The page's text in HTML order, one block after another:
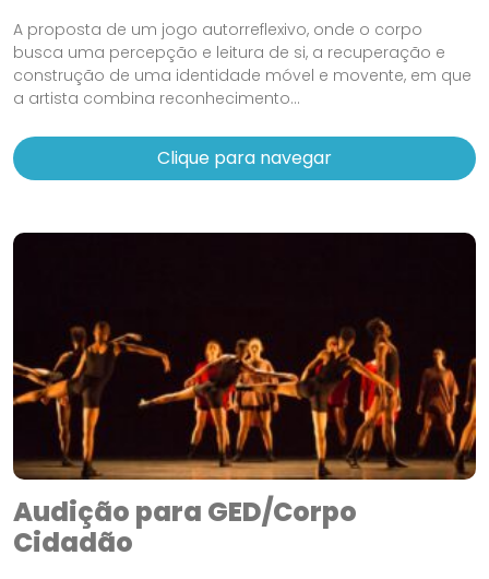
A proposta de um jogo autorreflexivo, onde o corpo
busca uma percepção e leitura de si, a recuperação e
construção de uma identidade móvel e movente, em que
a artista combina reconhecimento...
Clique para navegar
Audição para GED/Corpo
Cidadão